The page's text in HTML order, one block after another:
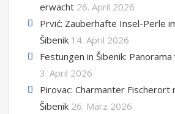
erwacht 26. April 2026
Prvić: Zauberhafte Insel-Perle
Šibenik 14. April 2026
Festungen in Šibenik:
3. April 2026
Pirovac: Charmanter Fischerort
Šibenik 26. März 2026